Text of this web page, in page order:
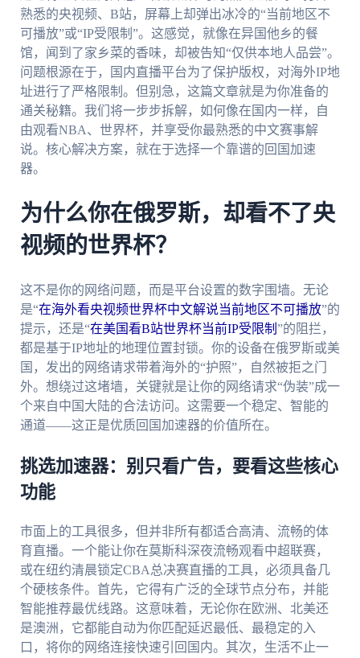
熟悉的央视频、B站，屏幕上却弹出冰冷的“当前地区不
可播放”或“IP受限制”。这感觉，就像在异国他乡的餐
馆，闻到了家乡菜的香味，却被告知“仅供本地人品尝”。
问题根源在于，国内直播平台为了保护版权，对海外IP地
址进行了严格限制。但别急，这篇文章就是为你准备的
通关秘籍。我们将一步步拆解，如何像在国内一样，自
由观看NBA、世界杯，并享受你最熟悉的中文赛事解
说。核心解决方案，就在于选择一个靠谱的回国加速
器。
为什么你在俄罗斯，却看不了央
视频的世界杯？
这不是你的网络问题，而是平台设置的数字围墙。无论
是“在海外看央视频世界杯中文解说当前地区不可播放”的
提示，还是“在美国看B站世界杯当前IP受限制 ”的阻拦，
都是基于IP地址的地理位置封锁。你的设备在俄罗斯或美
国，发出的网络请求带着海外的“护照”，自然被拒之门
外。想绕过这堵墙，关键就是让你的网络请求“伪装”成一
个来自中国大陆的合法访问。这需要一个稳定、智能的
通道——这正是优质回国加速器的价值所在。
挑选加速器：别只看广告，要看这些核心
功能
市面上的工具很多，但并非所有都适合高清、流畅的体
育直播。一个能让你在莫斯科深夜流畅观看中超联赛，
或在纽约清晨锁定CBA总决赛直播的工具，必须具备几
个硬核条件。首先，它得有广泛的全球节点分布，并能
智能推荐最优线路。这意味着，无论你在欧洲、北美还
是澳洲，它都能自动为你匹配延迟最低、最稳定的入
口，将你的网络连接快速引回国内。其次，生活不止一